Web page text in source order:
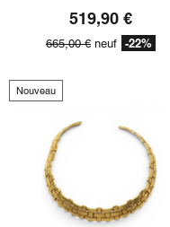
519,90 €
665,00 € neuf -22%
Nouveau